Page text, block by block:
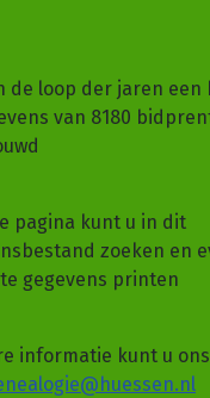
de loop der jaren een
van 8180
pagina kunt u in dit
zoeken en
gegevens printen
informatie kunt u